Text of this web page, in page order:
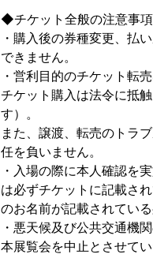
◆チケット全般の注意事項
・購入後の券種変更、払
できません。
・営利目的のチケット転
チケット購入は法令に抵
す）。
また、譲渡、転売のトラ
任を負いません。
・入場の際に本人確認を
は必ずチケットに記載さ
のお名前が記載されてい
・悪天候及び公共交通機
本展覧会を中止とさせて